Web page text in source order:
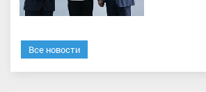
Все новости